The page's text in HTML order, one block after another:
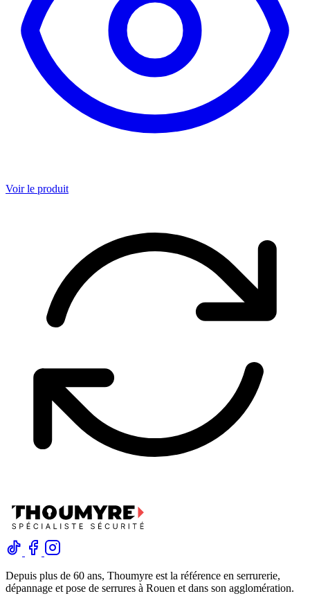
Voir le produit
Depuis plus de 60 ans, Thoumyre est la référence en serrurerie,
dépannage et pose de serrures à Rouen et dans son agglomération.